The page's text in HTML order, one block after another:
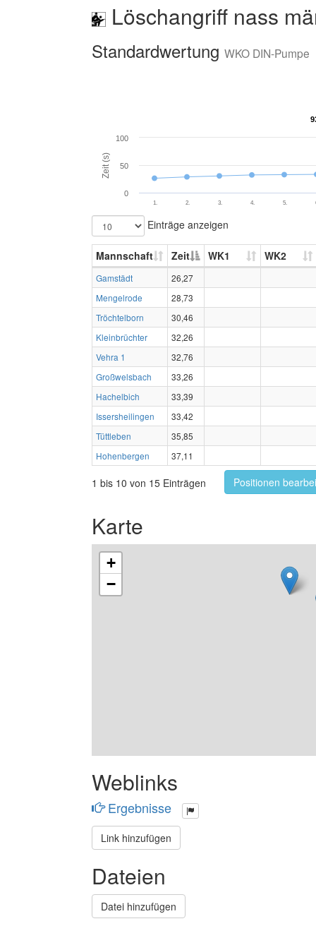
Löschangriff nass
Standardwertung WKO DIN-Pumpe
Zeit (s)
1. 2. 3. 4. 5.
0
50
100
Einträge anzeigen
Mannschaft Zeit WK1 WK2
Gamstädt
26,27
Mengelrode
28,73
Tröchtelborn
30,46
Kleinbrüchter
32,26
Vehra 1
32,76
Großwelsbach
33,26
Hachelbich
33,39
Issersheilingen
33,42
Tüttleben
35,85
Hohenbergen
37,11
1 bis 10 von 15 Einträgen Positionen
Karte
+
−
Weblinks
Ergebnisse
Link hinzufügen
Dateien
Datei hinzufügen